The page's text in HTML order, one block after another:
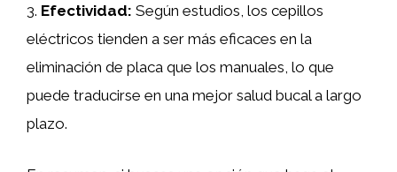
3. Efectividad: Según estudios, los cepillos
eléctricos tienden a ser más eficaces en la
eliminación de placa que los manuales, lo que
puede traducirse en una mejor salud bucal a largo
plazo.